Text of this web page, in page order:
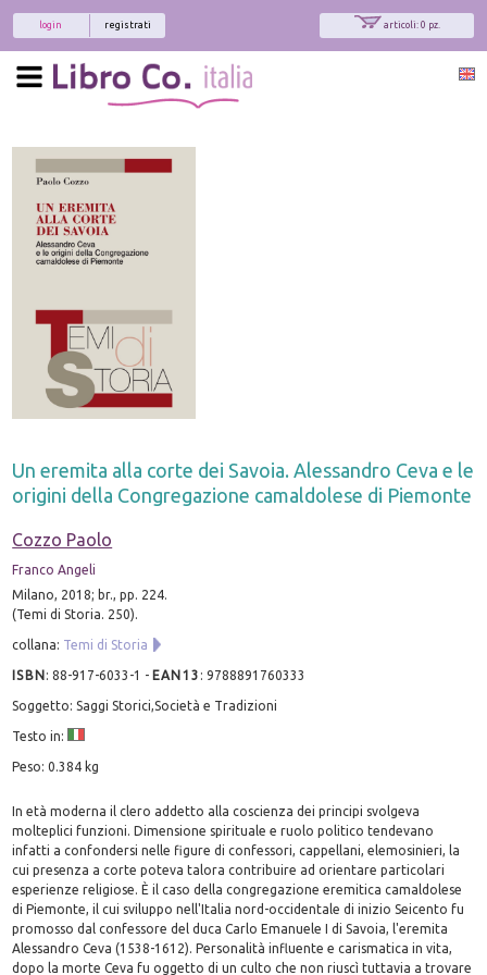
articoli: 0 pz.
registrati
login
Un eremita alla corte dei Savoia. Alessandro Ceva e le
origini della Congregazione camaldolese di Piemonte
Cozzo Paolo
Franco Angeli
Milano, 2018; br., pp. 224.
(Temi di Storia. 250).
collana: Temi di Storia
ISBN:88-917-6033-1 - EAN13 :9788891760333
Soggetto: Saggi Storici,Società e Tradizioni
Testo in:
Peso: 0.384 kg
In età moderna il clero addetto alla coscienza dei principi svolgeva
molteplici funzioni. Dimensione spirituale e ruolo politico tendevano
infatti a confondersi nelle figure di confessori, cappellani, elemosinieri, la
cui presenza a corte poteva talora contribuire ad orientare particolari
esperienze religiose. È il caso della congregazione eremitica camaldolese
di Piemonte, il cui sviluppo nell'Italia nord-occidentale di inizio Seicento fu
promosso dal confessore del duca Carlo Emanuele I di Savoia, l'eremita
Alessandro Ceva (1538-1612). Personalità influente e carismatica in vita,
dopo la morte Ceva fu oggetto di un culto che non riuscì tuttavia a trovare